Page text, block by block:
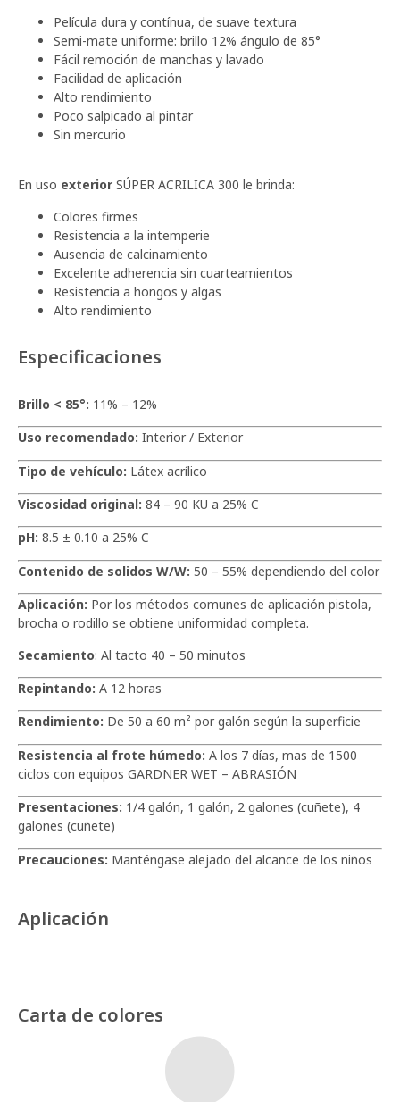
Película dura y contínua, de suave textura
Semi-mate uniforme: brillo 12% ángulo de 85°
Fácil remoción de manchas y lavado
Facilidad de aplicación
Alto rendimiento
Poco salpicado al pintar
Sin mercurio
En uso exterior SÚPER ACRILICA 300 le brinda:
Colores firmes
Resistencia a la intemperie
Ausencia de calcinamiento
Excelente adherencia sin cuarteamientos
Resistencia a hongos y algas
Alto rendimiento
Especificaciones
Brillo < 85°: 11% – 12%
Uso recomendado: Interior / Exterior
Tipo de vehículo: Látex acrílico
Viscosidad original: 84 – 90 KU a 25% C
pH: 8.5 ± 0.10 a 25% C
Contenido de solidos W/W: 50 – 55% dependiendo del color
Aplicación: Por los métodos comunes de aplicación pistola,
brocha o rodillo se obtiene uniformidad completa.
Secamiento: Al tacto 40 – 50 minutos
Repintando: A 12 horas
Rendimiento: De 50 a 60 m² por galón según la superficie
Resistencia al frote húmedo: A los 7 días, mas de 1500
ciclos con equipos GARDNER WET – ABRASIÓN
Presentaciones: 1/4 galón, 1 galón, 2 galones (cuñete), 4
galones (cuñete)
Precauciones: Manténgase alejado del alcance de los niños
Aplicación
Carta de colores